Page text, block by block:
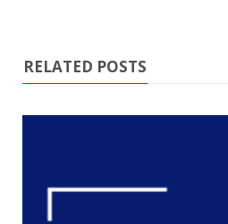
RELATED POSTS